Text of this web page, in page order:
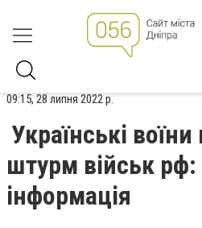
09:15, 28 липня 2022 р.
Українські
штурм військ
інформація